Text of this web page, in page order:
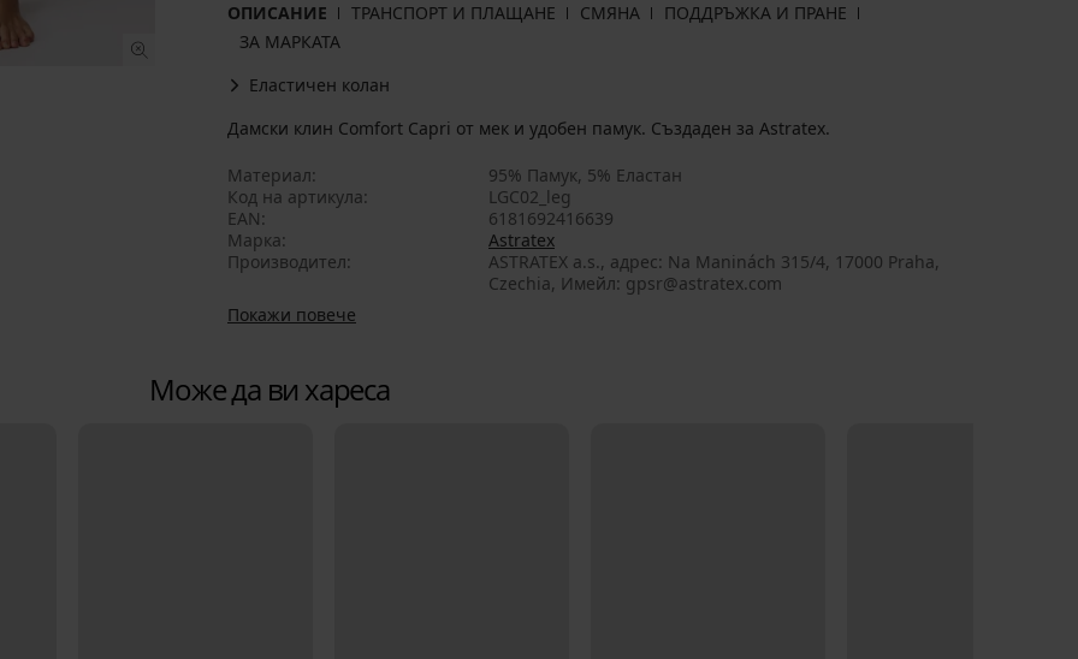
ОПИСАНИЕ ТРАНСПОРТ И ПЛАЩАНЕ СМЯНА
ПОДДРЪЖКА И ПРАНЕ
ЗА МАРКАТА
Еластичен колан
Дамски клин Comfort Capri от мек и удобен памук. Създаден за Astratex.
Материал
95% Памук, 5% Еластан
Код на артикула
LGC02_leg
EAN
6181692416639
Марка
Astratex
Производител
ASTRATEX a.s., aдрес: Na Maninách 315/4, 17000 Praha,
Czechia, Имейл: gpsr@astratex.com
Покажи повече
Може да ви хареса